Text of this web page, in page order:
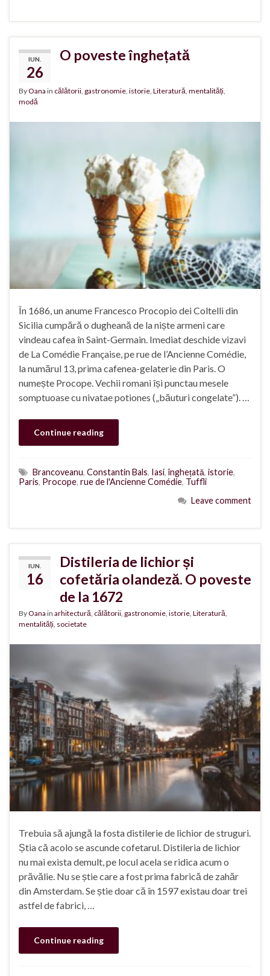
IUN.
26
O poveste înghețată
ByOana in călătorii, gastronomie, istorie, Literatură, mentalități,
modă
În 1686, un anume Francesco Procopio dei Coltelli din
Sicilia cumpără o dugheană de la niște armeni care
vindeau cafea în Saint-Germain. Imediat deschide vizavi
de La Comédie Française, pe rue de l’Ancienne Comédie,
la numărul 13, prima cafenea-gelaterie din Paris. O
numește Procope. Vechii romani își punctau mesele
somptuoase cu nivatae potiones („băuturi congelate”). …
Continue reading
Brancoveanu, Constantin Bals, Iasi,înghețată, istorie,
Paris, Procope, rue de l'Ancienne Comédie, Tuffli
Leave comment
IUN.
16
Distileria de lichior și
cofetăria olandeză. O poveste
de la 1672
ByOana in arhitectură, călătorii, gastronomie, istorie, Literatură,
mentalități, societate
Trebuia să ajungă la fosta distilerie de lichior de struguri.
Știa că acolo se ascunde cofetarul. Distileria de lichior
nu mai exista demult, pe locul acela se ridica acum o
prăvălie. Nu se știe care a fost prima fabrică de zahăr
din Amsterdam. Se știe doar că în 1597 existau doar trei
astfel de fabrici, …
Continue reading